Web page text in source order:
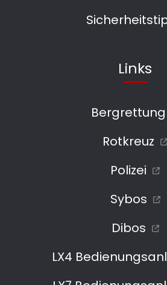
Links
Bergrettung
Rotkreuz
Polizei
Sybos
Dibos
LX4